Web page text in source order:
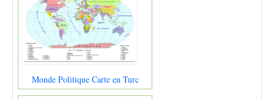
Monde Politique Carte en Turc